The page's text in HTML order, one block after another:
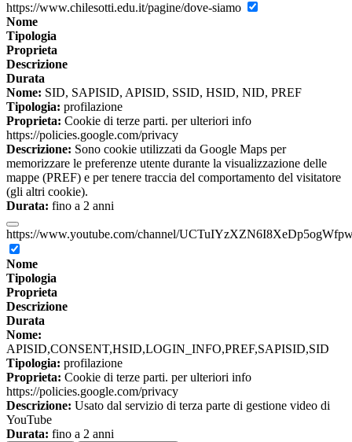
https://www.chilesotti.edu.it/pagine/dove-siamo
Nome
Tipologia
Proprieta
Descrizione
Durata
Nome: SID, SAPISID, APISID, SSID, HSID, NID, PREF
Tipologia: profilazione
Proprieta: Cookie di terze parti. per ulteriori info
https://policies.google.com/privacy
Descrizione: Sono cookie utilizzati da Google Maps per
memorizzare le preferenze utente durante la visualizzazione delle
mappe (PREF) e per tenere traccia del comportamento del visitatore
(gli altri cookie).
Durata: fino a 2 anni
https://www.youtube.com/channel/
Nome
Tipologia
Proprieta
Descrizione
Durata
Nome:
APISID,CONSENT,HSID,LOGIN_INFO,PREF,SAPISID,SID
Tipologia: profilazione
Proprieta: Cookie di terze parti. per ulteriori info
https://policies.google.com/privacy
Descrizione: Usato dal servizio di terza parte di gestione video di
YouTube
Durata: fino a 2 anni